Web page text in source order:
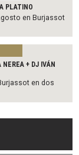
PLATINO
en Burjassot
+ DJ IVÁN
en dos